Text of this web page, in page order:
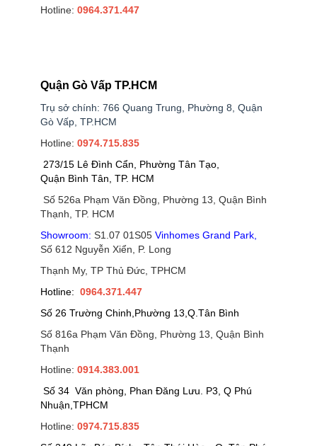
Hotline: 0964.371.447
Quận Gò Vấp TP.HCM
Trụ sở chính: 766 Quang Trung, Phường 8, Quận
Gò Vấp, TP.HCM
Hotline: 0974.715.835
273/15 Lê Đình Cẩn, Phường Tân Tạo,
Quận Bình Tân, TP. HCM
Số 526a Phạm Văn Đồng, Phường 13, Quận Bình
Thạnh, TP. HCM
Showroom: S1.07 01S05 Vinhomes Grand Park
Số 612 Nguyễn Xiển, P. Long
Thạnh My, TP Thủ Đức, TPHCM
Hotline: 0964.371.447
Số 26 Trường Chinh,Phường 13,Q.Tân Bình
Số 816a Phạm Văn Đồng, Phường 13, Quận Bình
Thạnh
Hotline: 0914.383.001
Số 34 Văn phòng, Phan Đăng Lưu. P3, Q Phú
Nhuận,TPHCM
Hotline: 0974.715.835